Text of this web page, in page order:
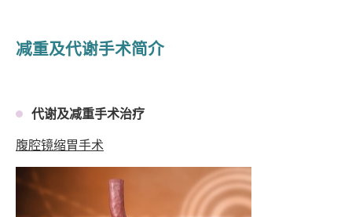
减重及代谢手术简介
代谢及减重手术治疗
腹腔镜缩胃手术